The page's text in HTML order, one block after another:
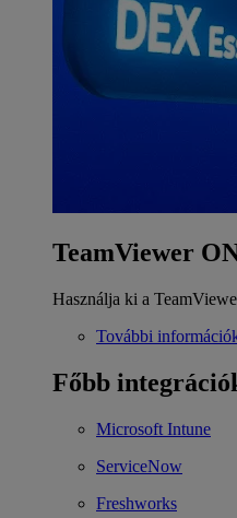
TeamViewer
Használja ki a
További
Főbb
Microsoft Intune
ServiceNow
Freshworks